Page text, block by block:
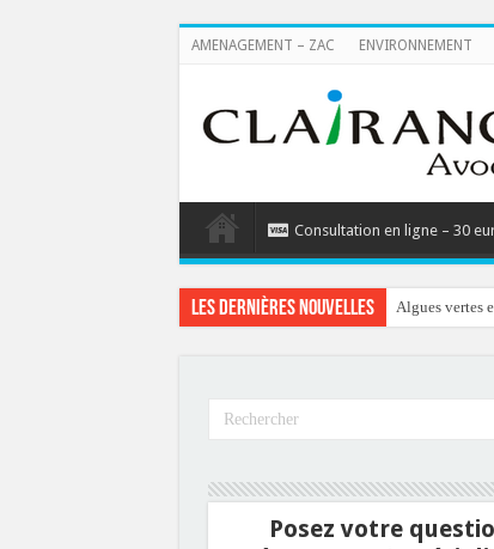
AMENAGEMENT – ZAC ENVIRONNEMENT
Consultation en ligne – 30
Les dernières nouvelles Algues vertes
Posez votre